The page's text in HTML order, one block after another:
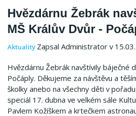
Hvězdárnu Žebrák
MŠ Králův Dvůr -
Aktuality Zapsal Administrator v
Hvězdárnu Žebrák navštívily báječné
Počáply. Děkujeme za návštěvu a
školky anebo na všechny děti v
speciál 17. dubna ve velkém sále
Pavlem Kožíškem a krtečkem